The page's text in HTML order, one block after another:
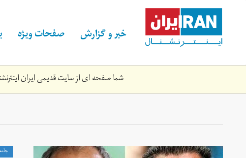
content خبر و گزارش صفحات ویژه
شما صفحه ای از سایت قدیمی ایران